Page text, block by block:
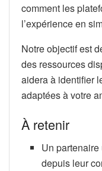
comment les
l’expérience en
Notre objectif est
des ressources
aidera à identifier
adaptées à votre
À retenir
Un
depuis leur